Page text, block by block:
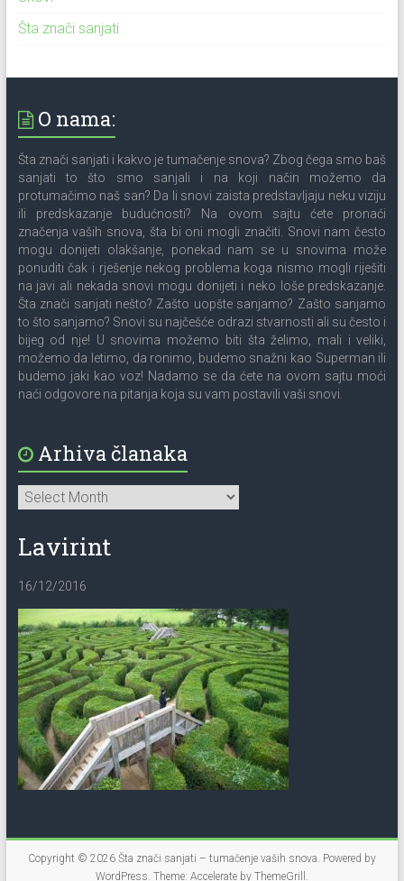
Šta znači sanjati
O nama:
Šta znači sanjati i kakvo je tumačenje snova? Zbog čega smo baš
sanjati to što smo sanjali i na koji način možemo da
protumačimo naš san? Da li snovi zaista predstavljaju neku viziju
ili predskazanje budućnosti? Na ovom sajtu ćete pronaći
značenja vaših snova, šta bi oni mogli značiti. Snovi nam često
mogu donijeti olakšanje, ponekad nam se u snovima može
ponuditi čak i rješenje nekog problema koga nismo mogli riješiti
na javi ali nekada snovi mogu donijeti i neko loše predskazanje.
Šta znači sanjati nešto? Zašto uopšte sanjamo? Zašto sanjamo
to što sanjamo? Snovi su najčešće odrazi stvarnosti ali su često i
bijeg od nje! U snovima možemo biti šta želimo, mali i veliki,
možemo da letimo, da ronimo, budemo snažni kao Superman ili
budemo jaki kao voz! Nadamo se da ćete na ovom sajtu moći
naći odgovore na pitanja koja su vam postavili vaši snovi.
Arhiva članaka
Lavirint
16/12/2016
Copyright © 2026 Šta znači sanjati – tumačenje vaših snova. Powered by
WordPress. Theme: Accelerate by ThemeGrill .